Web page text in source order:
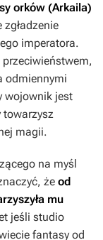
orków (Arkaila)
imperatora.
odmiennymi
wojownik jest
magii.
na myśl
że od
mu
jeśli studio
fantasy od